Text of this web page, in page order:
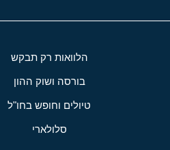
הלוואות רק תבקש
בורסה ושוק ההון
טיולים וחופש בחו"ל
סלולארי